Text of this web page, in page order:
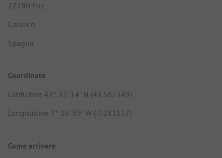
27780 Foz
Galicien
Spagna
Coordinate
Latitudine 43° 35' 14" N (43.587349)
Longitudine 7° 16' 59" W (-7.283117)
Come arrivare